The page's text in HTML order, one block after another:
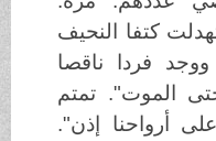
كتفا النحيف
فردا ناقصا
الموت". تمتم
أرواحنا إذن".